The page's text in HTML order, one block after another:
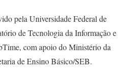
pela Universidade Federal de
de Tecnologia da Informação e
com apoio do Ministério da
de Ensino Básico/SEB.